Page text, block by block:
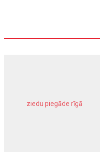
ziedu piegāde rīgā